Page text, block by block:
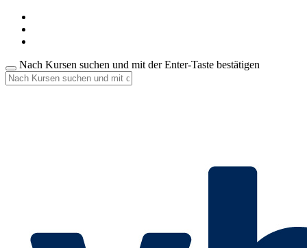
Nach Kursen suchen und mit der Enter-Taste bestätigen